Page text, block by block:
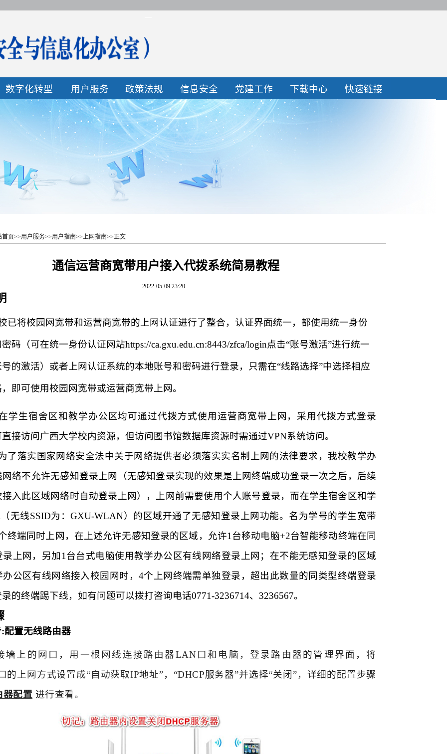
数字化转型 用户服务 政策法规 信息安全 党建工作 下载中心 快速链接
首页>>用户服务>>用户指南>>上网指南>>正文
通信运营商宽带用户接入代拨系统简易教程
2022-05-09 23:20
已将校园网宽带和运营商宽带的上网认证进行了整合，认证界面统一，都使用统一身份
码（可在统一身份认证网站https://ca.gxu.edu.cn:8443/zfca/login点击“账号激活”进行统一
的激活）或者上网认证系统的本地账号和密码进行登录，只需在“线路选择”中选择相应
即可使用校园网宽带或运营商宽带上网。
学生宿舍区和教学办公区均可通过代拨方式使用运营商宽带上网，采用代拨方式登录
接访问广西大学校内资源，但访问图书馆数据库资源时需通过VPN系统访问。
了落实国家网络安全法中关于网络提供者必须落实实名制上网的法律要求，我校教学办
络不允许无感知登录上网（无感知登录实现的效果是上网终端成功登录一次之后，后续
入此区域网络时自动登录上网），上网前需要使用个人账号登录，而在学生宿舍区和学
无线SSID为：GXU-WLAN）的区域开通了无感知登录上网功能。名为学号的学生宽带
终端同时上网，在上述允许无感知登录的区域，允许1台移动电脑+2台智能移动终端在同
录上网，另加1台台式电脑使用教学办公区有线网络登录上网；在不能无感知登录的区域
办公区有线网络接入校园网时，4个上网终端需单独登录，超出此数量的同类型终端登录
的终端踢下线， 如有问题可以拨打咨询电话0771-3236714、3236567。
配置无线路由器
墙上的网口，用一根网线连接路由器LAN口和电脑，登录路由器的管理界面，将
的上网方式设置成“自动获取IP地址”，“DHCP服务器”并选择“关闭”，详细的配置步骤
器配置 进行查看。